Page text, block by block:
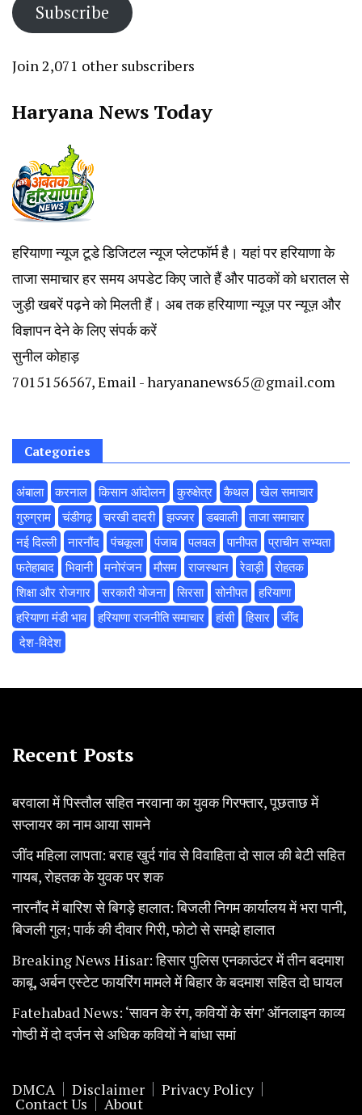
Subscribe
Join 2,071 other subscribers
Haryana News Today
हरियाणा न्यूज टूडे डिजिटल न्यूज प्लेटफॉर्म है। यहां पर हरियाणा के
ताजा समाचार हर समय अपडेट किए जाते हैं और पाठकों को धरातल से
जुड़ी खबरें पढ़ने को मिलती हैं। अब तक हरियाणा न्यूज़ पर न्यूज़ और
विज्ञापन देने के लिए संपर्क करें
सुनील कोहाड़
7015156567, Email - haryananews65@gmail.com
Categories
अंबाला करनाल किसान आंदोलन कुरुक्षेत्र कैथल
खेल समाचार
गुरुग्राम
चंडीगढ़ चरखी दादरी झज्जर डबवाली
ताजा समाचार
नई दिल्ली
नारनौंद पंचकूला पंजाब पलवल पानीपत
प्राचीन सभ्यता
फतेहाबाद
भिवानी मनोरंजन मौसम राजस्थान रेवाड़ी
रोहतक
शिक्षा और रोजगार
सरकारी योजना सिरसा सोनीपत
हरियाणा
हरियाणा मंडी भाव
हरियाणा राजनीति समाचार हांसी हिसार
‌जींद
‌ देश-विदेश
Recent Posts
बरवाला में पिस्तौल सहित नरवाना का युवक गिरफ्तार, पूछताछ में
सप्लायर का नाम आया सामने
जींद महिला लापता: बराह खुर्द गांव से विवाहिता दो साल की बेटी सहित
गायब, रोहतक के युवक पर शक
नारनौंद में बारिश से बिगड़े हालात: बिजली निगम कार्यालय में भरा पानी,
बिजली गुल; पार्क की दीवार गिरी, फोटो से समझे हालात
Breaking News Hisar: हिसार पुलिस एनकाउंटर में तीन बदमाश
काबू, अर्बन एस्टेट फायरिंग मामले में बिहार के बदमाश सहित दो घायल
Fatehabad News: ‘सावन के रंग, कवियों के संग’ ऑनलाइन काव्य
गोष्ठी में दो दर्जन से अधिक कवियों ने बांधा समां
DMCA Disclaimer Privacy Policy
Contact Us About